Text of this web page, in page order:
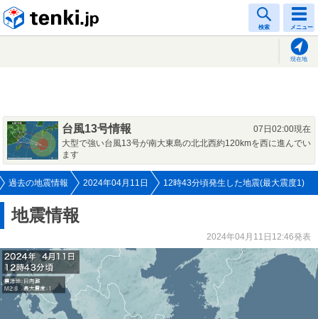
検索 メニュー
現在地
台風13号情報
07日02:00現在
大型で強い台風13号が南大東島の北北西約120kmを西に進んでい
ます
過去の地震情報 2024年04月11日 12時43分頃発生した地震(最大震度1)
地震情報
2024年04月11日12:46発表